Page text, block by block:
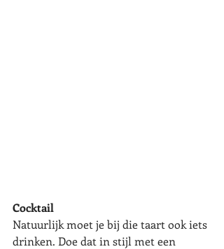
Cocktail
Natuurlijk moet je bij die taart ook iets
drinken. Doe dat in stijl met een